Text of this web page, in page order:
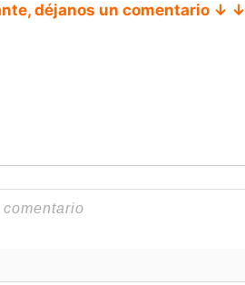
déjanos un comentario ↓ ↓